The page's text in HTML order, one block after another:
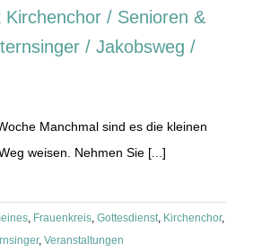
Kirchenchor / Senioren &
/ Jakobsweg /
Manchmal sind es die kleinen
weisen. Nehmen Sie [...]
, Frauenkreis, Gottesdienst, Kirchenchor,
, Veranstaltungen